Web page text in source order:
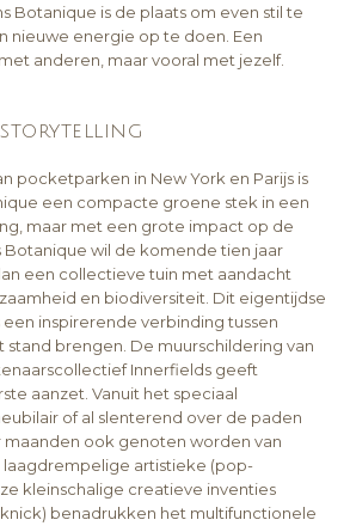
Botanique is de plaats om even stil te
nieuwe energie op te doen. Een
anderen, maar vooral met jezelf.
storytelling
pocketparken in New York en Parijs is
een compacte groene stek in een
maar met een grote impact op de
Botanique wil de komende tien jaar
een collectieve tuin met aandacht
en biodiversiteit. Dit eigentijdse
inspirerende verbinding tussen
stand brengen. De muurschildering van
Innerfields geeft
aanzet. Vanuit het speciaal
of al slenterend over de paden
maanden ook genoten worden van
artistieke (pop-
kleinschalige creatieve inventies
benadrukken het multifunctionele